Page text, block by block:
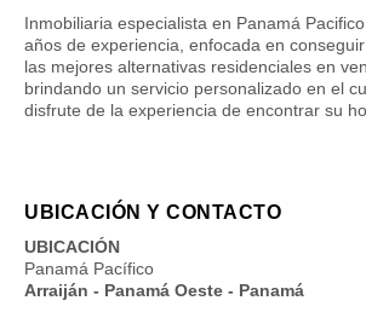
Inmobiliaria especialista en Panamá
años de experiencia, enfocada en
las mejores alternativas residenciales en
brindando un servicio personalizado en el
disfrute de la experiencia de encontrar su
UBICACIÓN Y CONTACTO
UBICACIÓN
Panamá Pacífico
Arraiján - Panamá Oeste - Panamá